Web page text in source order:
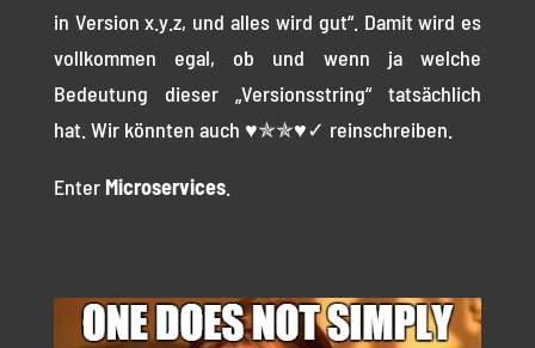
in Version x.y.z, und alles wird gut“. Damit wird es
vollkommen egal, ob und wenn ja welche
Bedeutung dieser „Versionsstring“ tatsächlich
hat. Wir könnten auch ♥✯✯♥✓ reinschreiben.
Enter Microservices.